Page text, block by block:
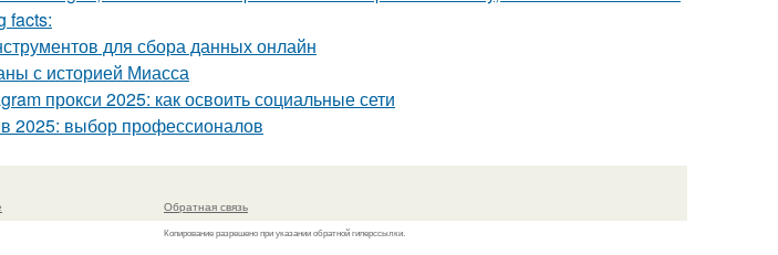
facts:
для сбора данных онлайн
с историей Миасса
прокси 2025: как освоить социальные сети
2025: выбор профессионалов
Обратная связь
Копирование разрешено при указании обратной гиперссылки.